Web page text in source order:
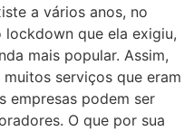
a vários anos, no
que ela exigiu,
mais popular. Assim,
serviços que eram
empresas podem ser
O que por sua